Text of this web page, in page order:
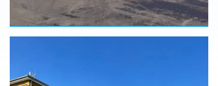
Entreprise générale